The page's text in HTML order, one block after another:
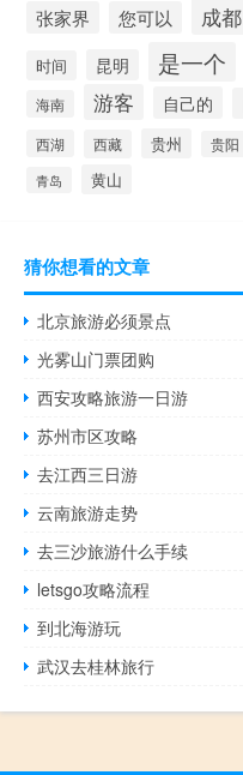
张家界 您可以 成都
时间 昆明 是一个
海南 游客 自己的
西湖 西藏 贵州 贵阳
青岛 黄山
猜你想看的文章
北京旅游必须景点
光雾山门票团购
西安攻略旅游一日游
苏州市区攻略
去江西三日游
云南旅游走势
去三沙旅游什么手续
letsgo攻略流程
到北海游玩
武汉去桂林旅行